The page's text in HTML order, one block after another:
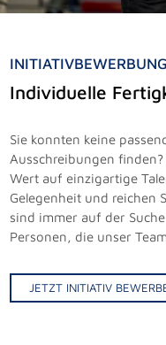
INITIATIVBEWERBUNG
Individuelle
Sie konnten keine
Ausschreibungen
Wert auf einzigartige
Gelegenheit und reichen
sind immer auf der
Personen, die unser
JETZT INITIATIV